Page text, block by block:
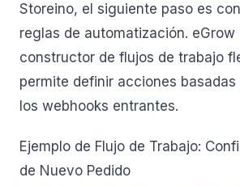
Storeino, el siguiente paso es
reglas de automatización. eGrow
constructor de flujos de trabajo
permite definir acciones
los webhooks entrantes.
Ejemplo de Flujo de Trabajo:
de Nuevo Pedido